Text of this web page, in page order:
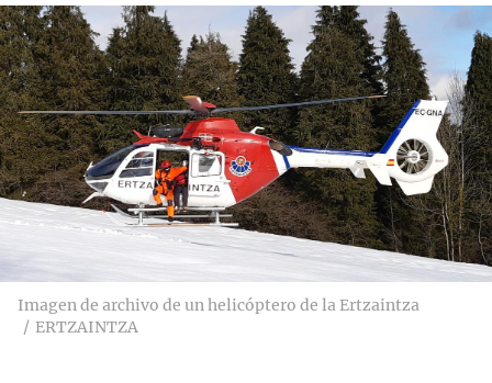
Imagen de archivo de un helicóptero de la Ertzaintza
ERTZAINTZA